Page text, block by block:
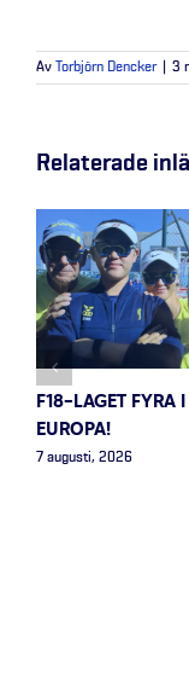
Av Torbjörn Dencker 3
Relaterade
F18-LAGET FYRA I
EUROPA!
7 augusti, 2026